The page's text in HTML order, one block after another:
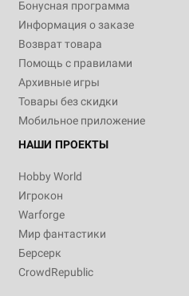
Бонусная программа
Информация о заказе
Возврат товара
Помощь с правилами
Архивные игры
Товары без скидки
Мобильное приложение
НАШИ ПРОЕКТЫ
Hobby World
Игрокон
Warforge
Мир фантастики
Берсерк
CrowdRepublic